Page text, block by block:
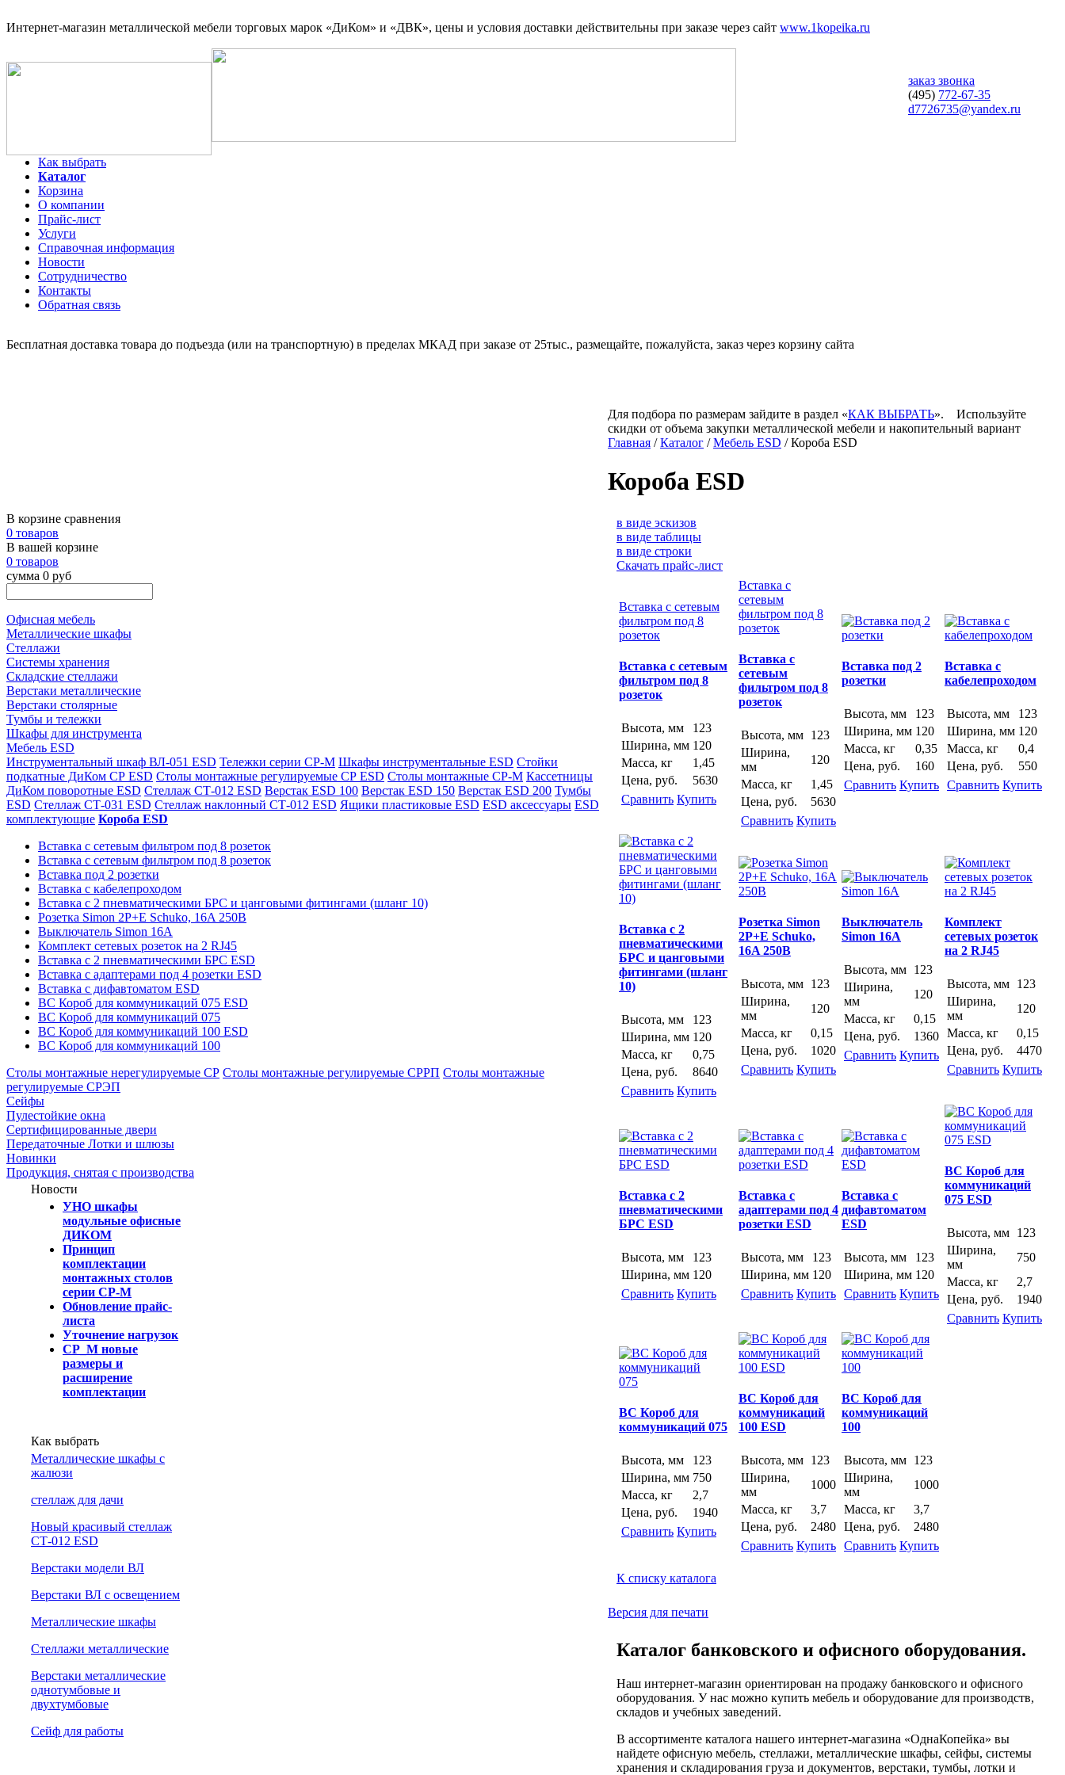
Интернет-магазин металлической мебели торговых марок «ДиКом» и «ДВК», цены и условия доставки действительны при заказе через сайт www.1kopeika.ru
заказ звонка
(495) 772-67-35
d7726735@yandex.ru
Как выбрать
Каталог
Корзина
О компании
Прайс-лист
Услуги
Справочная информация
Новости
Сотрудничество
Контакты
Обратная связь
Бесплатная доставка товара до подъезда (или на транспортную) в пределах МКАД при заказе от 25тыс., размещайте, пожалуйста, заказ через корзину сайта
В корзине сравнения
0 товаров
В вашей корзине
0 товаров
сумма 0 руб
Офисная мебель
Металлические шкафы
Стеллажи
Системы хранения
Складские стеллажи
Верстаки металлические
Верстаки столярные
Тумбы и тележки
Шкафы для инструмента
Мебель ESD
Инструментальный шкаф ВЛ-051 ESD Тележки серии СР-М Шкафы инструментальные ESD Стойки
подкатные ДиКом СР ESD Столы монтажные регулируемые СР ESD Столы монтажные СР-М Кассетницы
ДиКом поворотные ESD Стеллаж СТ-012 ESD Верстак ESD 100 Верстак ESD 150 Верстак ESD 200 Тумбы
ESD Стеллаж СТ-031 ESD Стеллаж наклонный СТ-012 ESD Ящики пластиковые ESD ESD аксессуары ESD
комплектующие Короба ESD
Вставка с сетевым фильтром под 8 розеток
Вставка с сетевым фильтром под 8 розеток
Вставка под 2 розетки
Вставка с кабелепроходом
Вставка с 2 пневматическими БРС и цанговыми фитингами (шланг 10)
Розетка Simon 2P+E Schuko, 16A 250В
Выключатель Simon 16A
Комплект сетевых розеток на 2 RJ45
Вставка с 2 пневматическими БРС ESD
Вставка с адаптерами под 4 розетки ESD
Вставка с дифавтоматом ESD
ВС Короб для коммуникаций 075 ESD
ВС Короб для коммуникаций 075
ВС Короб для коммуникаций 100 ESD
ВС Короб для коммуникаций 100
Столы монтажные нерегулируемые СР Столы монтажные регулируемые СРРП Столы монтажные
регулируемые СРЭП
Сейфы
Пулестойкие окна
Сертифицированные двери
Передаточные Лотки и шлюзы
Новинки
Продукция, снятая с производства
Новости
УНО шкафы
модульные офисные
ДИКОМ
Принцип
комплектации
монтажных столов
серии СР-М
Обновление прайс-
листа
Уточнение нагрузок
СР_М новые
размеры и
расширение
комплектации
Как выбрать
Металлические шкафы с
жалюзи
cтеллаж для дачи
Новый красивый стеллаж
СТ-012 ESD
Верстаки модели ВЛ
Верстаки ВЛ с освещением
Металлические шкафы
Стеллажи металлические
Верстаки металлические
однотумбовые и
двухтумбовые
Сейф для работы
Для подбора по размерам зайдите в раздел «КАК ВЫБРАТЬ».
Используйте
скидки от объема закупки металлической мебели и накопительный вариант
Главная /Каталог /Мебель ESD / Короба ESD
Короба ESD
в виде эскизов
в виде таблицы
в виде строки
Скачать прайс-лист
Вставка с сетевым
фильтром под 8
розеток
Вставка с сетевым
фильтром под 8
розеток
Высота, мм
123
Ширина, мм 120
Масса, кг
1,45
Цена, руб.
5630
Сравнить Купить
Вставка с
сетевым
фильтром под 8
розеток
Вставка с
сетевым
фильтром под 8
розеток
Высота, мм 123
Ширина,
мм
120
Масса, кг
1,45
Цена, руб.
5630
Сравнить Купить
Вставка под 2
розетки
Высота, мм
123
Ширина, мм 120
Масса, кг
0,35
Цена, руб.
160
Сравнить Купить
Вставка с
кабелепроходом
Высота, мм
123
Ширина, мм 120
Масса, кг
0,4
Цена, руб.
550
Сравнить Купить
Вставка с 2
пневматическими
БРС и цанговыми
фитингами (шланг
10)
Высота, мм
123
Ширина, мм 120
Масса, кг
0,75
Цена, руб.
8640
Сравнить Купить
Розетка Simon
2P+E Schuko,
16A 250В
Высота, мм 123
Ширина,
мм
120
Масса, кг
0,15
Цена, руб.
1020
Сравнить Купить
Выключатель
Simon 16A
Высота, мм 123
Ширина,
мм
120
Масса, кг
0,15
Цена, руб.
1360
Сравнить Купить
Комплект
сетевых розеток
на 2 RJ45
Высота, мм 123
Ширина,
мм
120
Масса, кг
0,15
Цена, руб.
4470
Сравнить Купить
Вставка с 2
пневматическими
БРС ESD
Высота, мм
123
Ширина, мм 120
Сравнить Купить
Вставка с
адаптерами под 4
розетки ESD
Высота, мм
123
Ширина, мм 120
Сравнить Купить
Вставка с
дифавтоматом
ESD
Высота, мм
123
Ширина, мм 120
Сравнить Купить
ВС Короб для
коммуникаций
075 ESD
Высота, мм 123
Ширина,
мм
750
Масса, кг
2,7
Цена, руб.
1940
Сравнить Купить
ВС Короб для
коммуникаций 075
Высота, мм
123
Ширина, мм 750
Масса, кг
2,7
Цена, руб.
1940
Сравнить Купить
ВС Короб для
коммуникаций
100 ESD
Высота, мм 123
Ширина,
мм
1000
Масса, кг
3,7
Цена, руб.
2480
Сравнить Купить
ВС Короб для
коммуникаций
100
Высота, мм 123
Ширина,
мм
1000
Масса, кг
3,7
Цена, руб.
2480
Сравнить Купить
К списку каталога
Версия для печати
Каталог банковского и офисного оборудования.
Наш интернет-магазин ориентирован на продажу банковского и офисного
оборудования. У нас можно купить мебель и оборудование для производств,
складов и учебных заведений.
В ассортименте каталога нашего интернет-магазина «ОднаКопейка» вы
найдете офисную мебель, стеллажи, металлические шкафы, сейфы, системы
хранения и складирования груза и документов, верстаки, тумбы, лотки и